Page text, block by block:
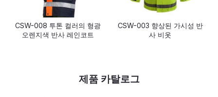
CSW-008 투톤 컬러의 형광
오렌지색 반사 레인코트
CSW-003 향상된 가시성 반
사 비옷
제품 카탈로그